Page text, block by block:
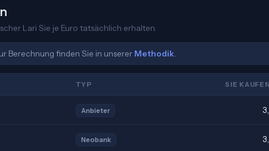
Lari Sie je Euro tatsächlich erhalten.
Berechnung finden Sie in unserer Methodik
TYP SIE
Anbieter
Neobank